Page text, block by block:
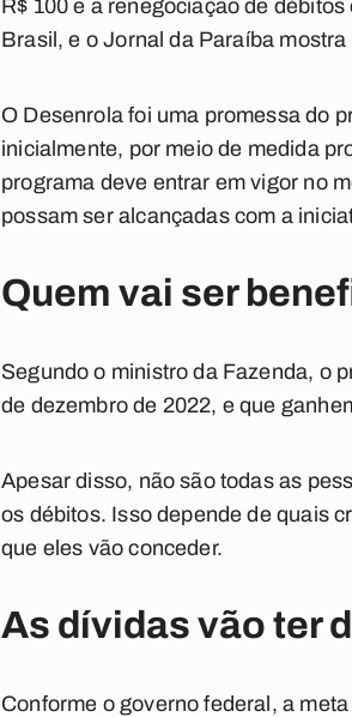
R$ 100 e a renegociação de
Brasil, e o Jornal da Paraíba
O Desenrola foi uma promessa do
inicialmente, por meio de medida
programa deve entrar em vigor no
possam ser alcançadas com a
Quem vai ser
Segundo o ministro da Fazenda, o
de dezembro de 2022, e que
Apesar disso, não são todas as
os débitos. Isso depende de quais
que eles vão conceder.
As dívidas vão ter
Conforme o governo federal, a